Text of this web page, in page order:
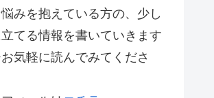
みを抱えている方の、少し
てる情報を書いていきます
気軽に読んでみてくださ